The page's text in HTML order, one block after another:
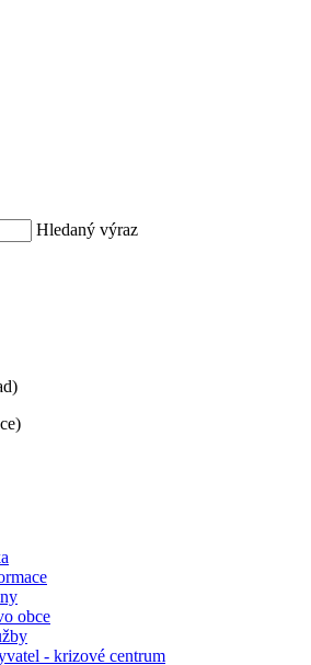
Hledaný výraz
obce
- krizové centrum